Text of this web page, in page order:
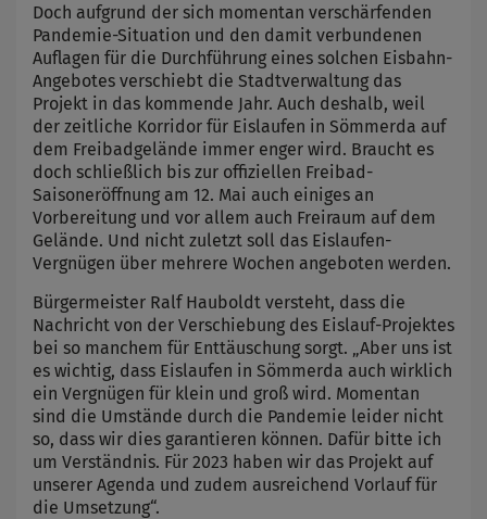
Doch aufgrund der sich momentan verschärfenden
Pandemie-Situation und den damit verbundenen
Auflagen für die Durchführung eines solchen Eisbahn-
Angebotes verschiebt die Stadtverwaltung das
Projekt in das kommende Jahr. Auch deshalb, weil
der zeitliche Korridor für Eislaufen in Sömmerda auf
dem Freibadgelände immer enger wird. Braucht es
doch schließlich bis zur offiziellen Freibad-
Saisoneröffnung am 12. Mai auch einiges an
Vorbereitung und vor allem auch Freiraum auf dem
Gelände. Und nicht zuletzt soll das Eislaufen-
Vergnügen über mehrere Wochen angeboten werden.
Bürgermeister Ralf Hauboldt versteht, dass die
Nachricht von der Verschiebung des Eislauf-Projektes
bei so manchem für Enttäuschung sorgt. „Aber uns ist
es wichtig, dass Eislaufen in Sömmerda auch wirklich
ein Vergnügen für klein und groß wird. Momentan
sind die Umstände durch die Pandemie leider nicht
so, dass wir dies garantieren können. Dafür bitte ich
um Verständnis. Für 2023 haben wir das Projekt auf
unserer Agenda und zudem ausreichend Vorlauf für
die Umsetzung“.